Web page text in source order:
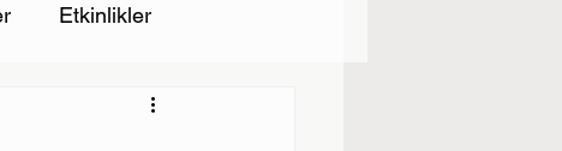
Etkinlikler